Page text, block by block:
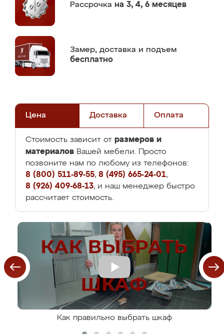
Рассрочка на 3, 4, 6 месяцев
Замер, доставка и подъем
бесплатно
Цена Доставка Оплата
Стоимость зависит от размеров и
материалов Вашей мебели. Просто
позвоните нам по любому из телефонов:
8 (800) 511-89-55, 8 (495) 665-24-01,
8 (926) 409-68-13, и наш менеджер быстро
рассчитает стоимость.
Как правильно выбрать шкаф